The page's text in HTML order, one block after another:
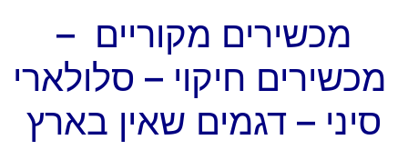
מכשירים מקוריים –
מכשירים חיקוי – סלולארי
סיני – דגמים שאין בארץ